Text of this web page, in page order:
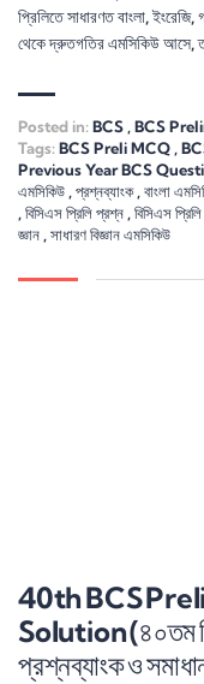
প্রিলিতে সাধারণত বাংলা, ইংরেজি,
থেকে দ্রুতগতির এমসিকিউ আসে,
Posted in:BCS , BCS
Tags:BCS Preli MCQ ,
Previous Year BCS
এমসিকিউ , প্রশ্নব্যাংক, বাংলা
, বিসিএস প্রিলি প্রশ্ন , বিসিএস
জ্ঞান , সাধারণ বিজ্ঞান এমসিকিউ
40th BCS
Solution (৪০তম
প্রশ্নব্যাংক ও